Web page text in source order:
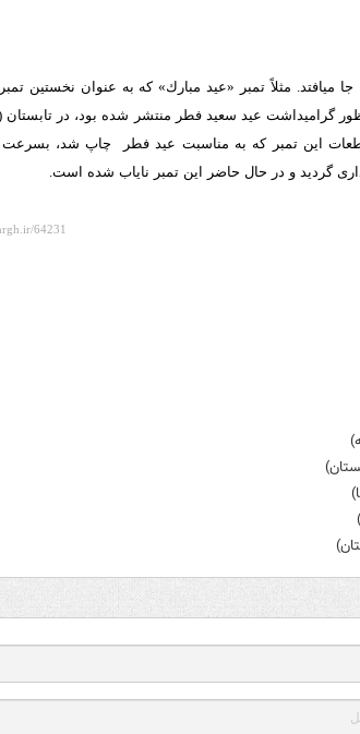
می‏افتد. مثلاً تمبر «عید مبارك» كه به عنوان نخستین
در سال 2007 و به منظور گرامیداشت عید سعید فطر منتشر شده بود، در
قطعات این تمبر كه به مناسبت عید فطر چاپ شد،
گردید و در حال حاضر این تمبر نایاب شده است.